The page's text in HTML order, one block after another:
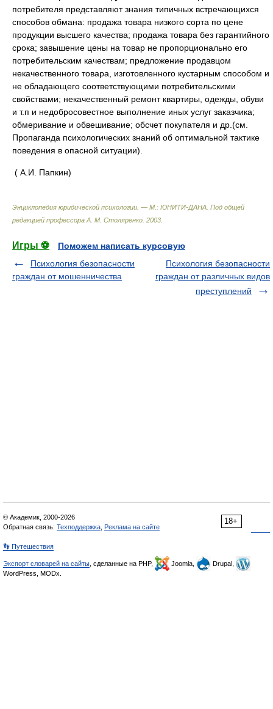
потребителя представляют знания типичных встречающихся
способов обмана: продажа товара низкого сорта по цене
продукции высшего качества; продажа товара без гарантийного
срока; завышение цены на товар не пропорционально его
потребительским качествам; предложение продавцом
некачественного товара, изготовленного кустарным способом и
не обладающего соответствующими потребительскими
свойствами; некачественный ремонт квартиры, одежды, обуви
и т.п и недобросовестное выполнение иных услуг заказчика;
обмеривание и обвешивание; обсчет покупателя и др.(см.
Пропаганда психологических знаний об оптимальной тактике
поведения в опасной ситуации).
( А.И. Папкин)
Энциклопедия юридической психологии. — М.: ЮНИТИ-ДАНА Под общей
редакцией профессора А. М. Столяренко 2003
Игры ⚽
Поможем написать курсовую
Психология безопасности
граждан от мошенничества
Психология безопасности
граждан от различных видов
преступлений
18+
© Академик, 2000-2026
Обратная связь: Техподдержка Реклама на сайте
👣 Путешествия
Экспорт словарей на сайты , сделанные на PHP, Joomla,
Drupal,
WordPress, MODx.